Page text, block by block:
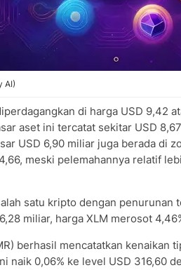
AI)
di harga USD 9,42
aset ini tercatat sekitar USD
USD 6,90 miliar juga berada di
meski pelemahannya relatif
satu kripto dengan penurunan
miliar, harga XLM merosot
berhasil mencatatkan kenaikan
naik 0,06% ke level USD 316,60